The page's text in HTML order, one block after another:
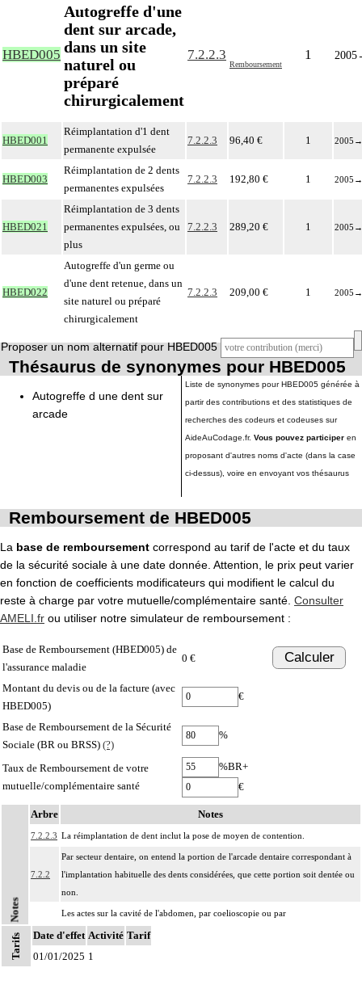
HBED005
Autogreffe d'une
dent sur arcade,
dans un site
naturel ou
préparé
chirurgicalement
7.2.2.3
Remboursement
1 2005
HBED001
Réimplantation d'1 dent
permanente expulsée
7.2.2.3 96,40 € 1 2005 →
HBED003
Réimplantation de 2 dents
permanentes expulsées
7.2.2.3 192,80 € 1 2005 →
HBED021
Réimplantation de 3 dents
permanentes expulsées, ou
plus
7.2.2.3 289,20 € 1 2005 →
HBED022
Autogreffe d'un germe ou
d'une dent retenue, dans un
site naturel ou préparé
chirurgicalement
7.2.2.3 209,00 € 1 2005 →
Proposer un nom alternatif pour HBED005
Thésaurus de synonymes pour HBED005
Autogreffe d une dent sur
arcade
Liste de synonymes pour HBED005 générée à
partir des contributions et des statistiques de
recherches des codeurs et codeuses sur
AideAuCodage.fr. Vous pouvez participer en
proposant d'autres noms d'acte (dans la case
ci-dessus), voire en envoyant vos thésaurus
Remboursement de HBED005
La base de remboursement correspond au tarif de l'acte et du taux
de la sécurité sociale à une date donnée. Attention, le prix peut varier
en fonction de coefficients modificateurs qui modifient le calcul du
reste à charge par votre mutuelle/complémentaire santé. Consulter
AMELI.fr ou utiliser notre simulateur de remboursement :
Base de Remboursement (HBED005) de
l'assurance maladie
0 € Calculer
Montant du devis ou de la facture (avec
HBED005)
€
Base de Remboursement de la Sécurité
Sociale (BR ou BRSS) (?)
%
Taux de Remboursement de votre
mutuelle/complémentaire santé
%BR+
€
Notes
Arbre Notes
7.2.2.3 La réimplantation de dent inclut la pose de moyen de contention.
7.2.2
Par secteur dentaire, on entend la portion de l'arcade dentaire correspondant à
l'implantation habituelle des dents considérées, que cette portion soit dentée ou
non.
7
Les actes sur la cavité de l'abdomen, par coelioscopie ou par
rétropéritonéoscopie incluent l'évacuation de collection intraabdominale
associée, la toilette péritonéale et/ou la pose de drain.
Tarifs Date d'effet Activité Tarif
01/01/2025 1